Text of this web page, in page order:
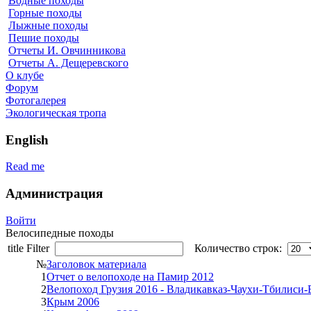
Горные походы
Лыжные походы
Пешие походы
Отчеты И. Овчинникова
Отчеты А. Дещеревского
О клубе
Форум
Фотогалерея
Экологическая тропа
English
Read me
Администрация
Войти
Велосипедные походы
title Filter
Количество строк:
№Заголовок материала
1Отчет о велопоходе на Памир 2012
2Велопоход Грузия 2016 - Владикавказ-Чаухи-Тбилиси-
3Крым 2006